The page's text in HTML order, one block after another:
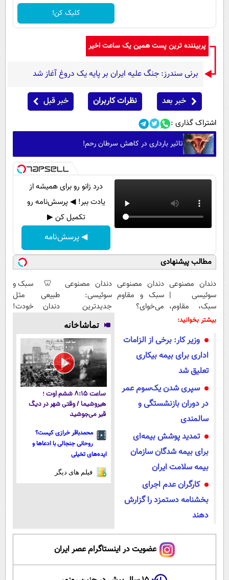
کلیک کن!
پربیننده ترین پست همین یک ساعت اخیر
برنی سندرز: جنگ علیه ایران بر پایه یک دروغ آغاز شد
خبر بعد نظرات کاربران خبر قبل
اشتراک گذاری :
تاثیر بارداری در کاهش سرطان رحم!
درد زانو رو برای همیشه از
یادت ببر! ◀ پرسش‌نامه رو
تکمیل کن ▶
◀ پرسش‌نامه
مطالب پیشنهادی
دندان مصنوعی
سوئیسی |
سبک، مقاوم،
طبیعی! ویزیت
اقساطی😍
دندان مصنوعی
سبک و مقاوم
می‌خوای؟
داریم!😍 | 📍
تهران
دندان مصنوعی
سوئیسی:
جدیدترین
فناوری اروپا،
سبک و مقاوم |
پرداخت قسطی
🦷 سبک و
طبیعی مثل
دندان خودت!
اقساطی 💳 📍
تهران
بیشتر بخوانید:
وزیر کار: برخی از الزامات
اداری برای بیمه بیکاری
تعلیق شد
سپری شدن یک‌سوم عمر
در دوران بازنشستگی و
سالمندی
تمدید پوشش بیمه‌ای
برای بیمه شدگان سازمان
بیمه سلامت ایران
کارگران عدم اجرای
بخشنامه دستمزد را گزارش
دهند
تماشاخانه
ساعت ۸:۱۵ ششم اوت ؛
هیروشیما / وقتی شهر در دیگ
قیر می‌جوشید
محمدباقر خرازی کیست؟
روحانی جنجالی با ادعاها و
ایده‌های تخیلی
فیلم های دیگر
عضویت در اینستاگرام عصر ایران